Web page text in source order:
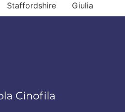
Staffordshire
Giulia